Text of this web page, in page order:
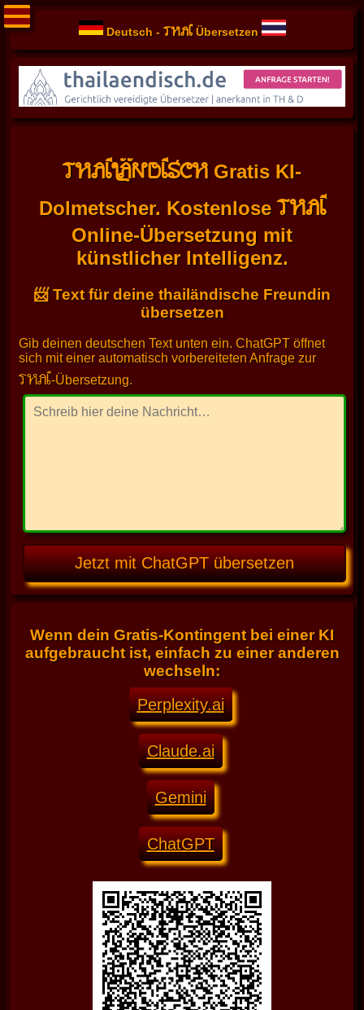
Deutsch - THAIÜbersetzen
THAILÄNDISCHGratis KI-
Dolmetscher. KostenloseTHAI
Online-Übersetzung mit
künstlicher Intelligenz.
📨 Text für deine thailändische Freundin
übersetzen
Gib deinen deutschen Text unten ein. ChatGPT öffnet
sich mit einer automatisch vorbereiteten Anfrage zur
THAI-Übersetzung.
Jetzt mit ChatGPT übersetzen
Wenn dein Gratis-Kontingent bei einer KI
aufgebraucht ist, einfach zu einer anderen
wechseln:
Perplexity.ai
Claude.ai
Gemini
ChatGPT